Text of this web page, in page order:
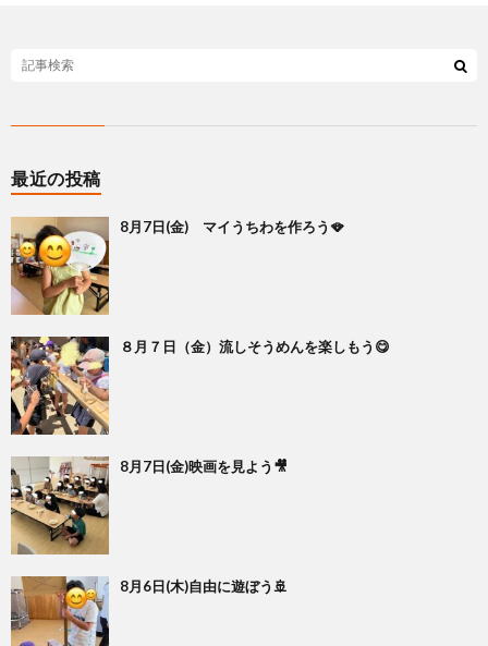
最近の投稿
8月7日(金) マイうちわを作ろう🪭
８月７日（金）流しそうめんを楽しもう😋
8月7日(金)映画を見よう🎥
8月6日(木)自由に遊ぼう🚢